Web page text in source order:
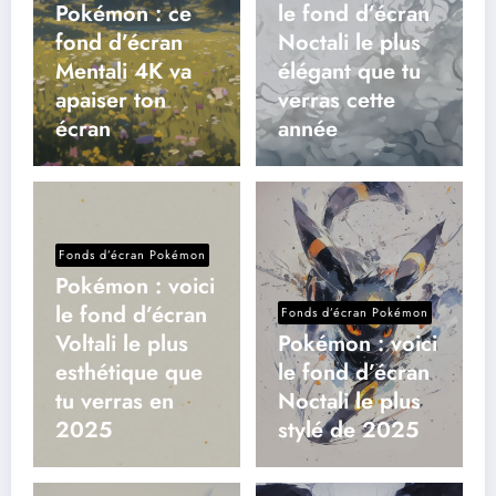
Pokémon : ce
fond d’écran
Mentali 4K va
apaiser ton
écran
le fond d’écran
Noctali le plus
élégant que tu
verras cette
année
Fonds d’écran Pokémon
Pokémon : voici
le fond d’écran
Voltali le plus
esthétique que
tu verras en
2025
Fonds d’écran Pokémon
Pokémon : voici
le fond d’écran
Noctali le plus
stylé de 2025